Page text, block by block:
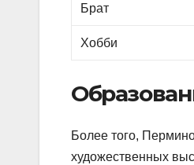
Брат
Хобби
Более того,
художественных